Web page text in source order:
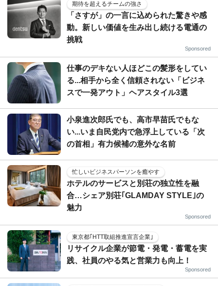
期待を超えるチームの強さ
「さすが」の一言に込められた驚きや感
動。新しい価値を生み出し続ける電通の
挑戦
Sponsored
仕事のデキない人ほどこの髪形をしてい
る...相手から全く信頼されない「ビジネ
スで一発アウト」ヘアスタイル3選
小泉進次郎氏でも、高市早苗氏でもな
い...いま自民党内で急浮上している「次
の首相」有力候補の意外な名前
忙しいビジネスパーソンを癒やす
ホテルのサービスと別荘の独立性を融
合…シェア別荘｢GLAMDAY STYLE｣の
魅力
Sponsored
東京都｢HTT取組推進宣言企業｣
リサイクル企業が節電・発電・蓄電を実
践、社員のやる気と営業力も向上！
Sponsored